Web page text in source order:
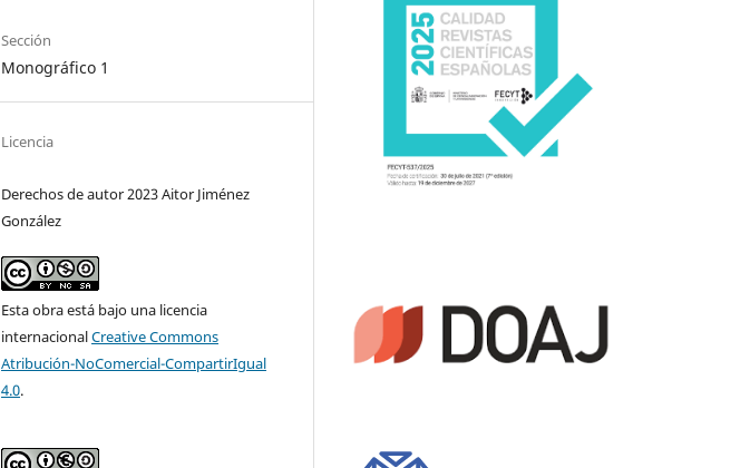
Sección
Monográfico 1
Licencia
Derechos de autor 2023 Aitor Jiménez
González
Esta obra está bajo una licencia
internacionalCreative Commons
Atribución-NoComercial-CompartirIgual
4.0.